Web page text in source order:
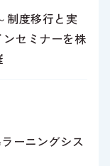
制度移行と実
セミナーを株
ーニングシス